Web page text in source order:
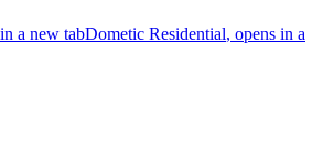
a new tabDometic Residential, opens in a